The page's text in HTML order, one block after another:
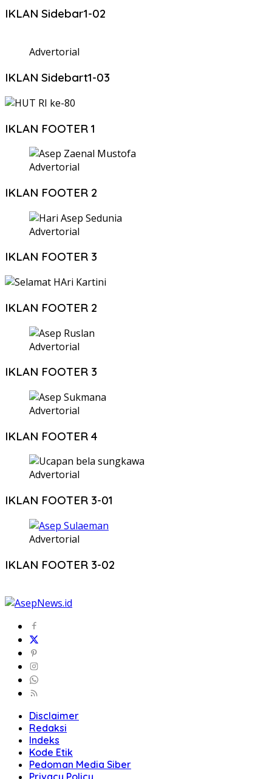
IKLAN Sidebar1-02
Advertorial
IKLAN Sidebart1-03
IKLAN FOOTER 1
Advertorial
IKLAN FOOTER 2
Advertorial
IKLAN FOOTER 3
IKLAN FOOTER 2
Advertorial
IKLAN FOOTER 3
Advertorial
IKLAN FOOTER 4
Advertorial
IKLAN FOOTER 3-01
Advertorial
IKLAN FOOTER 3-02
Disclaimer
Redaksi
Indeks
Kode Etik
Pedoman Media Siber